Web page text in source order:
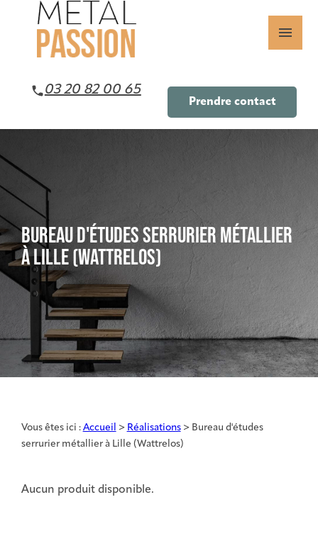
menu
03 20 82 00 65
Prendre contact
BUREAU D'ÉTUDES SERRURIER MÉTALLIER
À LILLE (WATTRELOS)
Vous êtes ici : Accueil > Réalisations> Bureau d'études
serrurier métallier à Lille (Wattrelos)
Aucun produit disponible.
Panneau de gestion des cookies